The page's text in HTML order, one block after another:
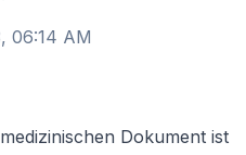
06:14 AM
Dokument ist